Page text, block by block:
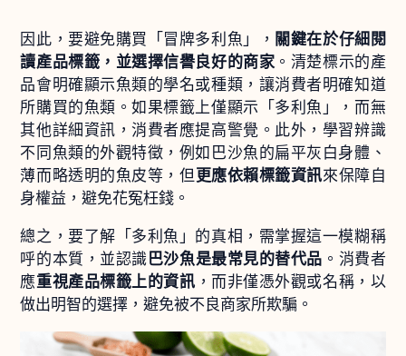
因此，要避免購買「冒牌多利魚」， 關鍵在於仔細閱
讀產品標籤，並選擇信譽良好的商家 。清楚標示的產
品會明確顯示魚類的學名或種類，讓消費者明確知道
所購買的魚類。如果標籤上僅顯示「多利魚」，而無
其他詳細資訊，消費者應提高警覺。此外，學習辨識
不同魚類的外觀特徵，例如巴沙魚的扁平灰白身體、
薄而略透明的魚皮等，但 更應依賴標籤資訊來保障自
身權益，避免花冤枉錢。
總之，要了解「多利魚」的真相，需掌握這一模糊稱
呼的本質，並認識 巴沙魚是最常見的替代品 。消費者
應重視產品標籤上的資訊 ，而非僅憑外觀或名稱，以
做出明智的選擇，避免被不良商家所欺騙。